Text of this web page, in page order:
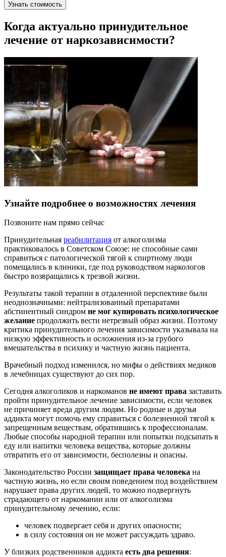
Узнать стоимость
Когда актуально принудительное
лечение от наркозависимости?
Узнайте подробнее о возможностях лечения
Позвоните нам прямо сейчас
Принудительная реабилитация от алкоголизма
практиковалось в Советском Союзе: не способные сами
справиться с патологической тягой к спиртному люди
помещались в клиники, где под руководством наркологов
быстро возвращались к трезвой жизни.
Результаты такой терапии в отдаленной перспективе были
неоднозначными: нейтрализованный препаратами
абстинентный синдром не мог купировать психологическое
желание продолжить вести нетрезвый образ жизни. Поэтому
критика принудительного лечения зависимости указывала на
низкую эффективность и осложнения из-за грубого
вмешательства в психику и частную жизнь пациента.
Врачебный подход изменился, но мифы о действиях медиков
в лечебницах существуют до сих пор.
Сегодня алкоголиков и наркоманов не имеют права заставить
пройти принудительное лечение зависимости, если человек
не причиняет вреда другим людям. Но родные и друзья
аддикта могут помочь ему справиться с болезненной тягой к
запрещенным веществам, обратившись к профессионалам.
Любые способы народной терапии или попытки подсыпать в
еду или напитки человека вещества, которые должны
отвратить его от зависимости, бесполезны и опасны.
Законодательство России защищает права человека на
частную жизнь, но если своим поведением под воздействием
нарушает права других людей, то можно подвергнуть
страдающего от наркомании или от алкоголизма
принудительному лечению, если:
человек подвергает себя и других опасности;
в силу состояния он не может рассуждать здраво.
У близких родственников аддикта есть два решения: